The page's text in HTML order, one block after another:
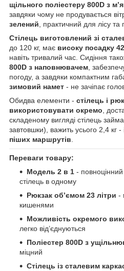
щільного поліестеру 800D з
завдяки чому не продувається
зелений, практичний для лісу та
Стілець виготовлений зі
до 120 кг, має високу посадку
навіть тривалий час. Сидіння
800D з наповнювачем,
погоду, а завдяки компактним
зимовий намет - не зачіпає
Обидва елементи - стілець і
використовувати окремо,
складеному вигляді стілець
завтовшки), важить усього 2,4 кг -
піших маршрутів.
Переваги товару:
Модель 2 в 1 -
стілець в одному
Рюкзак об’ємом 23 літри -
кишенями
Можливість окремого
легко від’єднуються
Поліестер 800D з
міцний
Стілець із сталевим